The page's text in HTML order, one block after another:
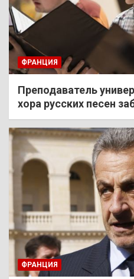
ФРАНЦИЯ
Преподаватель
хора русских песен
ФРАНЦИЯ